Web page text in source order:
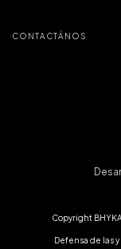
CONTACTÁNOS
Copyright
Defensa de las